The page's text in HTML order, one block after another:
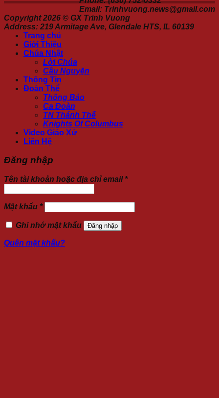
Email: Trinhvuong.news@gmail.com
Copyright 2026 © GX Trinh Vuong
Address: 219 Armitage Ave, Glendale HTS, IL 60139
Trang chủ
Giới Thiệu
Chúa Nhật
Lời Chúa
Cầu Nguyện
Thông Tin
Đoàn Thể
Thông Báo
Ca Đoàn
TN Thánh Thể
Knights Of Columbus
Video Giáo Xứ
Liên Hệ
Đăng nhập
Tên tài khoản hoặc địa chỉ email *
Mật khẩu *
Ghi nhớ mật khẩu Đăng nhập
Quên mật khẩu?